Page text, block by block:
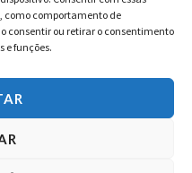
como comportamento de
consentir ou retirar o consentimento
e funções.
de Venda